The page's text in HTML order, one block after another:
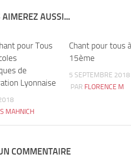
AIMEREZ AUSSI...
pour Tous
de
Lyonnaise
MAHNICH
Chant pour tous
15ème
5 SEPTEMBRE 2018
PAR FLORENCE M
COMMENTAIRE